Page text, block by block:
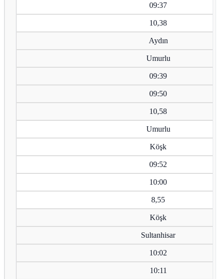
09:37
10,38
Aydın
Umurlu
09:39
09:50
10,58
Umurlu
Köşk
09:52
10:00
8,55
Köşk
Sultanhisar
10:02
10:11